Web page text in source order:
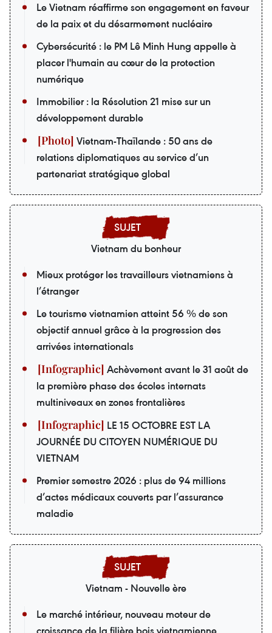
Le Vietnam réaffirme son engagement en faveur
de la paix et du désarmement nucléaire
Cybersécurité : le PM Lê Minh Hung appelle à
placer l'humain au cœur de la protection
numérique
Immobilier : la Résolution 21 mise sur un
développement durable
Vietnam-Thaïlande : 50 ans de
relations diplomatiques au service d’un
partenariat stratégique global
Vietnam du bonheur
Mieux protéger les travailleurs vietnamiens à
l’étranger
Le tourisme vietnamien atteint 56 % de son
objectif annuel grâce à la progression des
arrivées internationals
Achèvement avant le 31 août de
la première phase des écoles internats
multiniveaux en zones frontalières
LE 15 OCTOBRE EST LA
JOURNÉE DU CITOYEN NUMÉRIQUE DU
VIETNAM
Premier semestre 2026 : plus de 94 millions
d’actes médicaux couverts par l’assurance
maladie
Vietnam - Nouvelle ère
Le marché intérieur, nouveau moteur de